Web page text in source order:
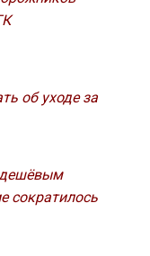
об уходе за
дешёвым
сократилось